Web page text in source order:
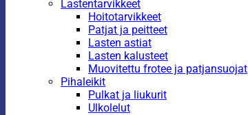
Lastentarvikkeet
Hoitotarvikkeet
Patjat ja peitteet
Lasten astiat
Lasten kalusteet
Muovitettu frotee ja patjansuojat
Pihaleikit
Pulkat ja liukurit
Ulkolelut